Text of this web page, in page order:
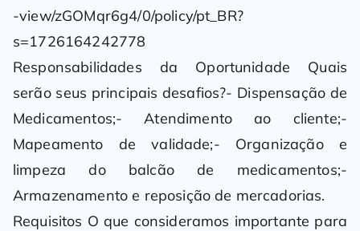
-view/zGOMqr6g4/0/policy/pt_BR?
s=1726164242778
Responsabilidades da Oportunidade Quais
serão seus principais desafios?- Dispensação de
Medicamentos;- Atendimento ao cliente;-
Mapeamento de validade;- Organização e
limpeza do balcão de medicamentos;-
Armazenamento e reposição de mercadorias.
Requisitos O que consideramos importante para